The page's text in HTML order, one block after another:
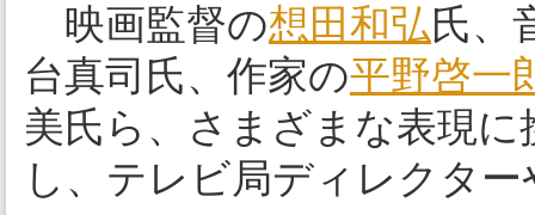
映画監督の想田和弘氏、
台真司氏、作家の平野啓一
美氏ら、さまざまな表現
し、テレビ局ディレクター